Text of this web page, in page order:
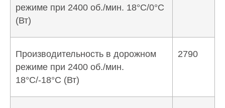
режиме при 2400 об./мин. 18°C/0°C
(Вт)
Производительность в дорожном
режиме при 2400 об./мин.
18°C/-18°C (Вт)
2790